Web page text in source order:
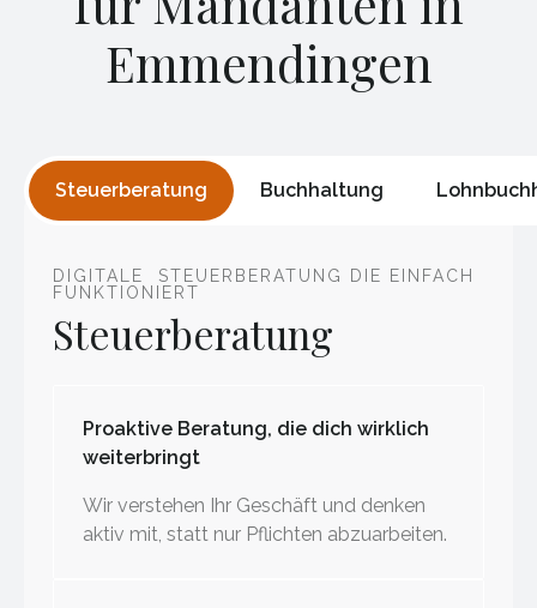
Emmendingen
Steuerberatung Buchhaltung
DIGITALE STEUERBERATUNG DIE EINFACH
FUNKTIONIERT
Steuerberatung
Proaktive Beratung, die dich wirklich
weiterbringt
Wir verstehen Ihr Geschäft und denken
aktiv mit, statt nur Pflichten abzuarbeiten.